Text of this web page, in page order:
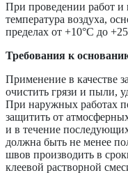
При проведении работ и
температура воздуха,
пределах от +10°С до
Требования к
Применение в качестве
очистить грязи и пыли,
При наружных работах
защитить от
и в течение
должна быть не менее
швов производить в
клеевой растворной